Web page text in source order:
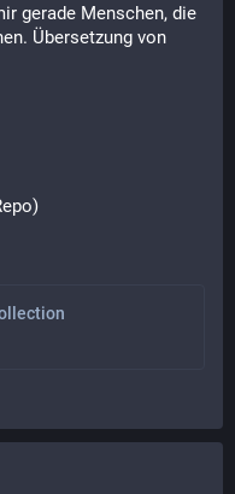
gerade Menschen, die